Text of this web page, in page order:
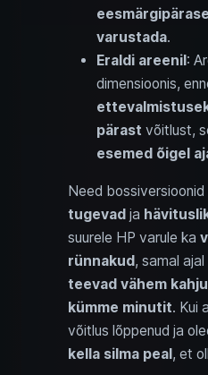
varustada.
Eraldi areenil:
dimensioonis,
pärast võitlust,
esemed õigel
Need bossiversioonid
tugevad ja
suurele HP varule ka
rünnakud, samal ajal
teevad vähem kahju
kümme minutit. Kui
võitlus lõppenud ja
kella silma peal, et